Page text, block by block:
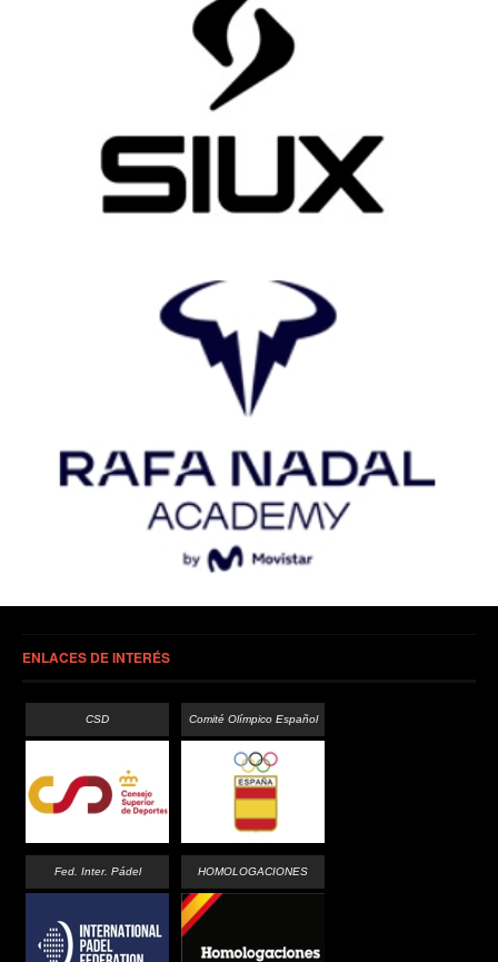
ENLACES DE INTERÉS
CSD Comité Olímpico Español
Fed. Inter. Pádel HOMOLOGACIONES